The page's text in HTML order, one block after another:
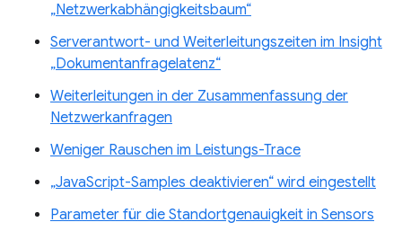
„Netzwerkabhängigkeitsbaum“
Serverantwort- und Weiterleitungszeiten im Insight
„Dokumentanfragelatenz“
Weiterleitungen in der Zusammenfassung der
Netzwerkanfragen
Weniger Rauschen im Leistungs-Trace
„JavaScript-Samples deaktivieren“ wird eingestellt
Parameter für die Standortgenauigkeit in Sensors